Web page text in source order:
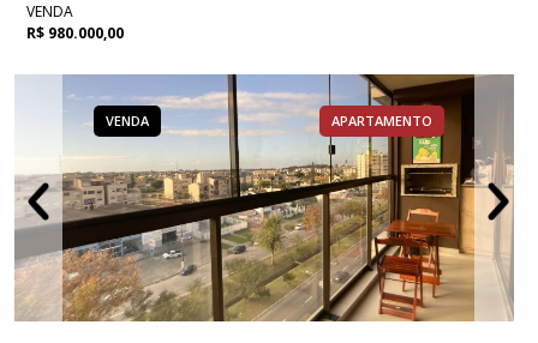
VENDA
R$ 980.000,00
VENDA APARTAMENTO